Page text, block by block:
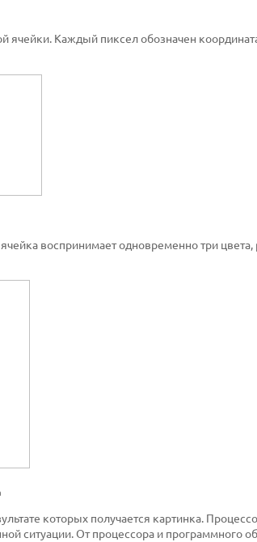
ячейки. Каждый пиксел обозначен
воспринимает одновременно три цвета,
которых получается картинка.
ситуации. От процессора и программного